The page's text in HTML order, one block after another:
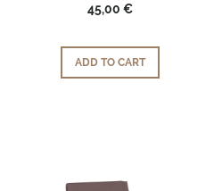
45,00 €
ADD TO CART